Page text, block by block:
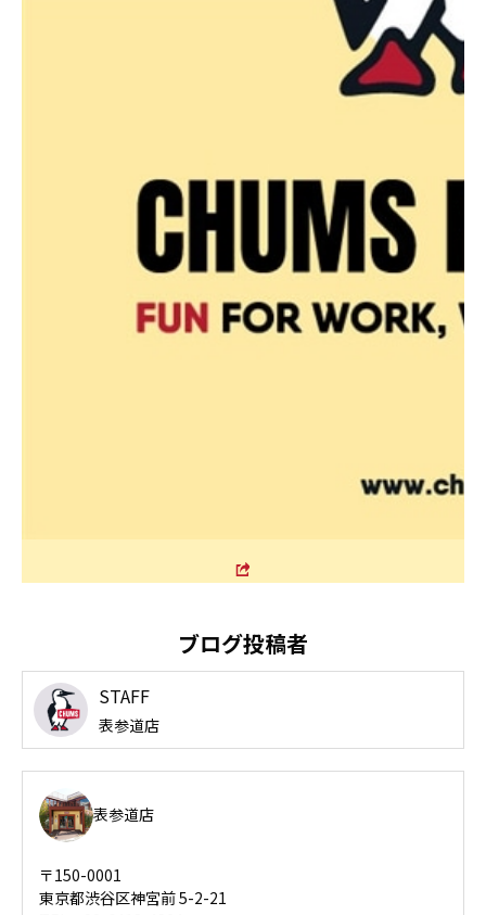
ブログ投稿者
STAFF
表参道店
表参道店
〒150-0001
東京都渋谷区神宮前 5-2-21